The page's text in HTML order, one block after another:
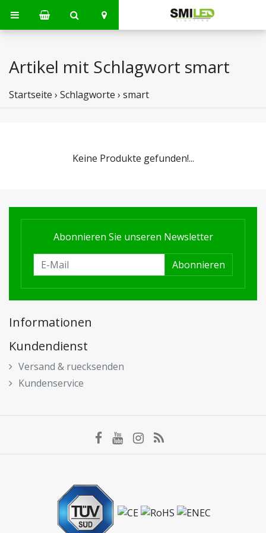
Artikel mit Schlagwort smart
Startseite › Schlagworte › smart
Keine Produkte gefunden!...
Abonnieren Sie unseren Newsletter
Abonnieren
Informationen
Kundendienst
Versand & ruecksenden
Kundenservice